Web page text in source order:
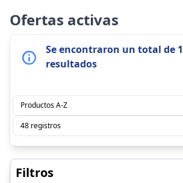
Ofertas activas
Se encontraron un total de
resultados
Filtros